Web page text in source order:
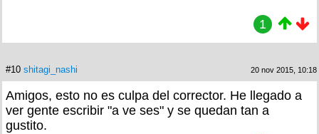
1
#10 shitagi_nashi 20 nov 2015, 10:18
Amigos, esto no es culpa del corrector. He llegado a
ver gente escribir "a ve ses" y se quedan tan a
gustito.